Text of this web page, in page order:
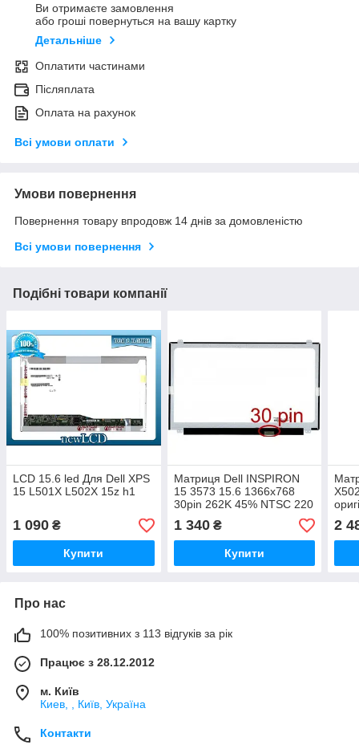
Ви отримаєте замовлення
або гроші повернуться на вашу картку
Детальніше
Оплатити частинами
Післяплата
Оплата на рахунок
Всі умови оплати
Умови повернення
Повернення товару впродовж 14 днів за домовленістю
Всі умови повернення
Подібні товари компанії
LCD 15.6 led Для Dell XPS
15 L501X L502X 15z h1
1 090 ₴
Купити
Матриця Dell INSPIRON
15 3573 15.6 1366x768
30pin 262K 45% NTSC 220
cd/m² для ноутбука
1 340₴
Купити
2
Про нас
100% позитивних з 113 відгуків за рік
Працює з 28.12.2012
м. Київ
Киев, , Київ, Україна
Контакти